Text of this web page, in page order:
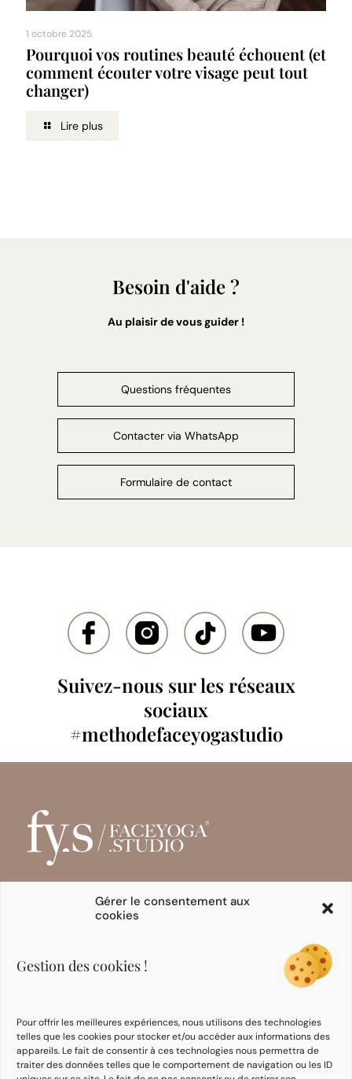
Gérer le consentement aux
cookies
Gestion des cookies !
Pour offrir les meilleures expériences, nous utilisons des technologies
telles que les cookies pour stocker et/ou accéder aux informations des
appareils. Le fait de consentir à ces technologies nous permettra de
traiter des données telles que le comportement de navigation ou les ID
1 octobre 2025
Pourquoi vos routines beauté échouent (et
comment écouter votre visage peut tout
changer)
Lire plus
Besoin d'aide ?
Au plaisir de vous guider !
Questions fréquentes
Contacter via WhatsApp
Formulaire de contact
Suivez-nous sur les réseaux
sociaux
#methodefaceyogastudio
INITIATION
E-books
Formation Intégrative
Formation Face
Taping
Communauté
d’expertes